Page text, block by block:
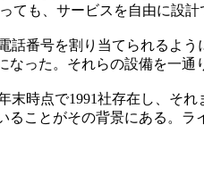
も、サービスを自由に設計
番号を割り当てられるよ
った。それらの設備を一通
時点で1991社存在し、そ
ことがその背景にある。ラ